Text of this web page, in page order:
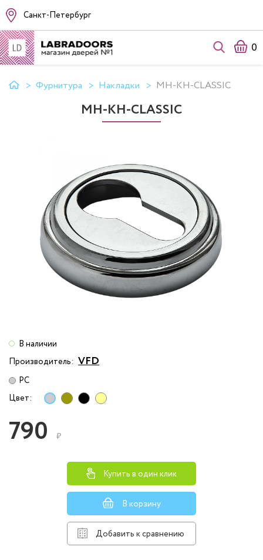
Санкт-Петербург
0
Фурнитура Накладки MH-KH-CLASSIC
MH-KH-CLASSIC
В наличии
Производитель: VFD
PC
Цвет:
790 ₽
Купить в один клик
В корзину
Добавить к сравнению